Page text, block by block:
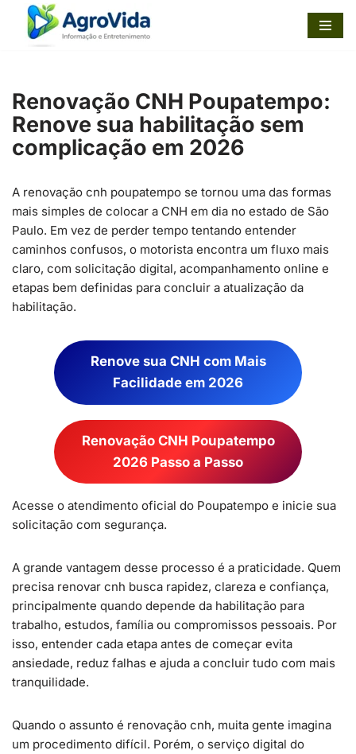
Pular
conteúdo
Renovação CNH Poupatempo:
Renove sua habilitação sem
complicação em 2026
A renovação cnh poupatempo se tornou uma das formas
mais simples de colocar a CNH em dia no estado de São
Paulo. Em vez de perder tempo tentando entender
caminhos confusos, o motorista encontra um fluxo mais
claro, com solicitação digital, acompanhamento online e
etapas bem definidas para concluir a atualização da
habilitação.
Renove sua CNH com Mais
Facilidade em 2026
Renovação CNH Poupatempo
2026 Passo a Passo
Acesse o atendimento oficial do Poupatempo e inicie sua
solicitação com segurança.
A grande vantagem desse processo é a praticidade. Quem
precisa renovar cnh busca rapidez, clareza e confiança,
principalmente quando depende da habilitação para
trabalho, estudos, família ou compromissos pessoais. Por
isso, entender cada etapa antes de começar evita
ansiedade, reduz falhas e ajuda a concluir tudo com mais
tranquilidade.
Quando o assunto é renovação cnh, muita gente imagina
um procedimento difícil. Porém, o serviço digital do